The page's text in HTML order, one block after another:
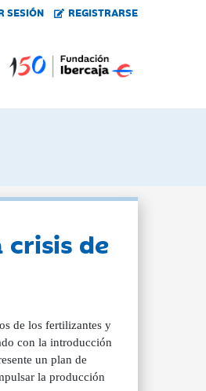
SESIÓN REGISTRARSE
crisis de
de los fertilizantes y
con la introducción
un plan de
la producción